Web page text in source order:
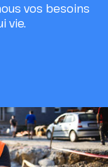
vos besoins
vie.